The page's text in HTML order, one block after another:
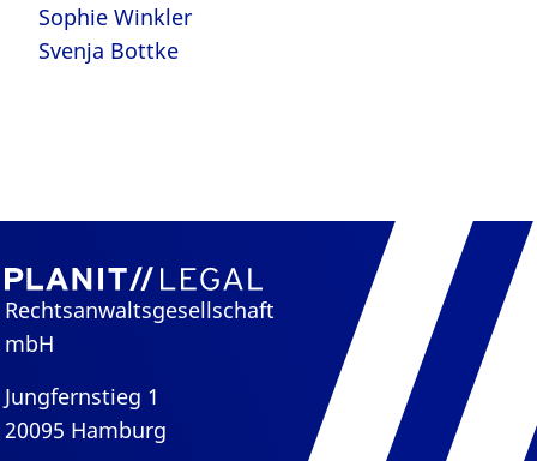
Sophie Winkler
Svenja Bottke
Rechtsanwaltsgesellschaft
mbH
Jungfernstieg 1
20095 Hamburg